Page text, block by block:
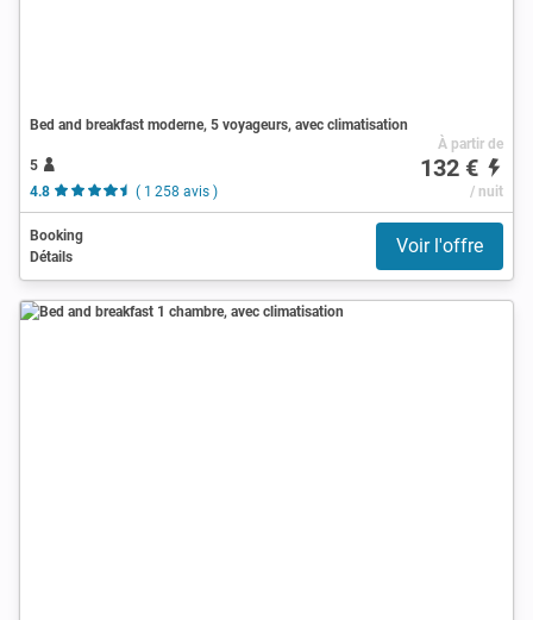
Bed and breakfast moderne, 5 voyageurs, avec climatisation
5
4.8
( 1 258 avis )
À partir de
132 €
/ nuit
Booking
Détails
Voir l'offre